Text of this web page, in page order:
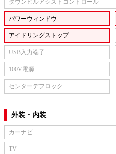
ダウンヒルアシストコントロール
パワーウィンドウ
アイドリングストップ
USB入力端子
100V電源
センターデフロック
外装・内装
カーナビ
TV